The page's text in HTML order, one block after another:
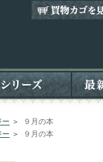
ー ＞
９月の本
ー ＞ ９月の本